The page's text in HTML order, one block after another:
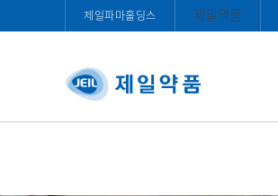
제일파마홀딩스 제일약품